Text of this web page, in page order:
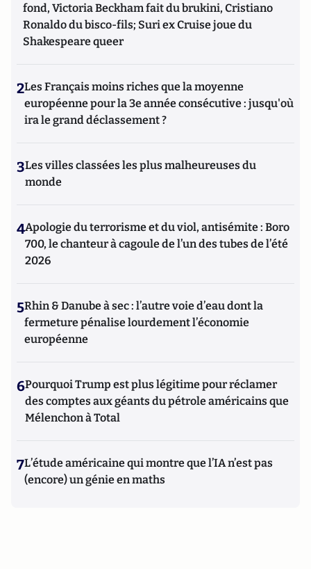
fond, Victoria Beckham fait du brukini, Cristiano
Ronaldo du bisco-fils; Suri ex Cruise joue du
Shakespeare queer
2Les Français moins riches que la moyenne
européenne pour la 3e année consécutive : jusqu'où
ira le grand déclassement ?
3Les villes classées les plus malheureuses du
monde
4Apologie du terrorisme et du viol, antisémite : Boro
700, le chanteur à cagoule de l’un des tubes de l’été
2026
5Rhin & Danube à sec : l’autre voie d’eau dont la
fermeture pénalise lourdement l’économie
européenne
6Pourquoi Trump est plus légitime pour réclamer
des comptes aux géants du pétrole américains que
Mélenchon à Total
7L’étude américaine qui montre que l’IA n’est pas
(encore) un génie en maths